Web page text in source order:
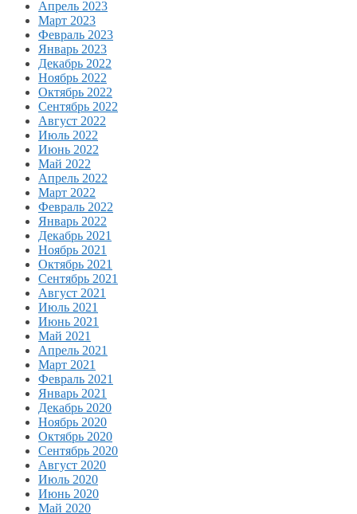
Апрель 2023
Март 2023
Февраль 2023
Январь 2023
Декабрь 2022
Ноябрь 2022
Октябрь 2022
Сентябрь 2022
Август 2022
Июль 2022
Июнь 2022
Май 2022
Апрель 2022
Март 2022
Февраль 2022
Январь 2022
Декабрь 2021
Ноябрь 2021
Октябрь 2021
Сентябрь 2021
Август 2021
Июль 2021
Июнь 2021
Май 2021
Апрель 2021
Март 2021
Февраль 2021
Январь 2021
Декабрь 2020
Ноябрь 2020
Октябрь 2020
Сентябрь 2020
Август 2020
Июль 2020
Июнь 2020
Май 2020